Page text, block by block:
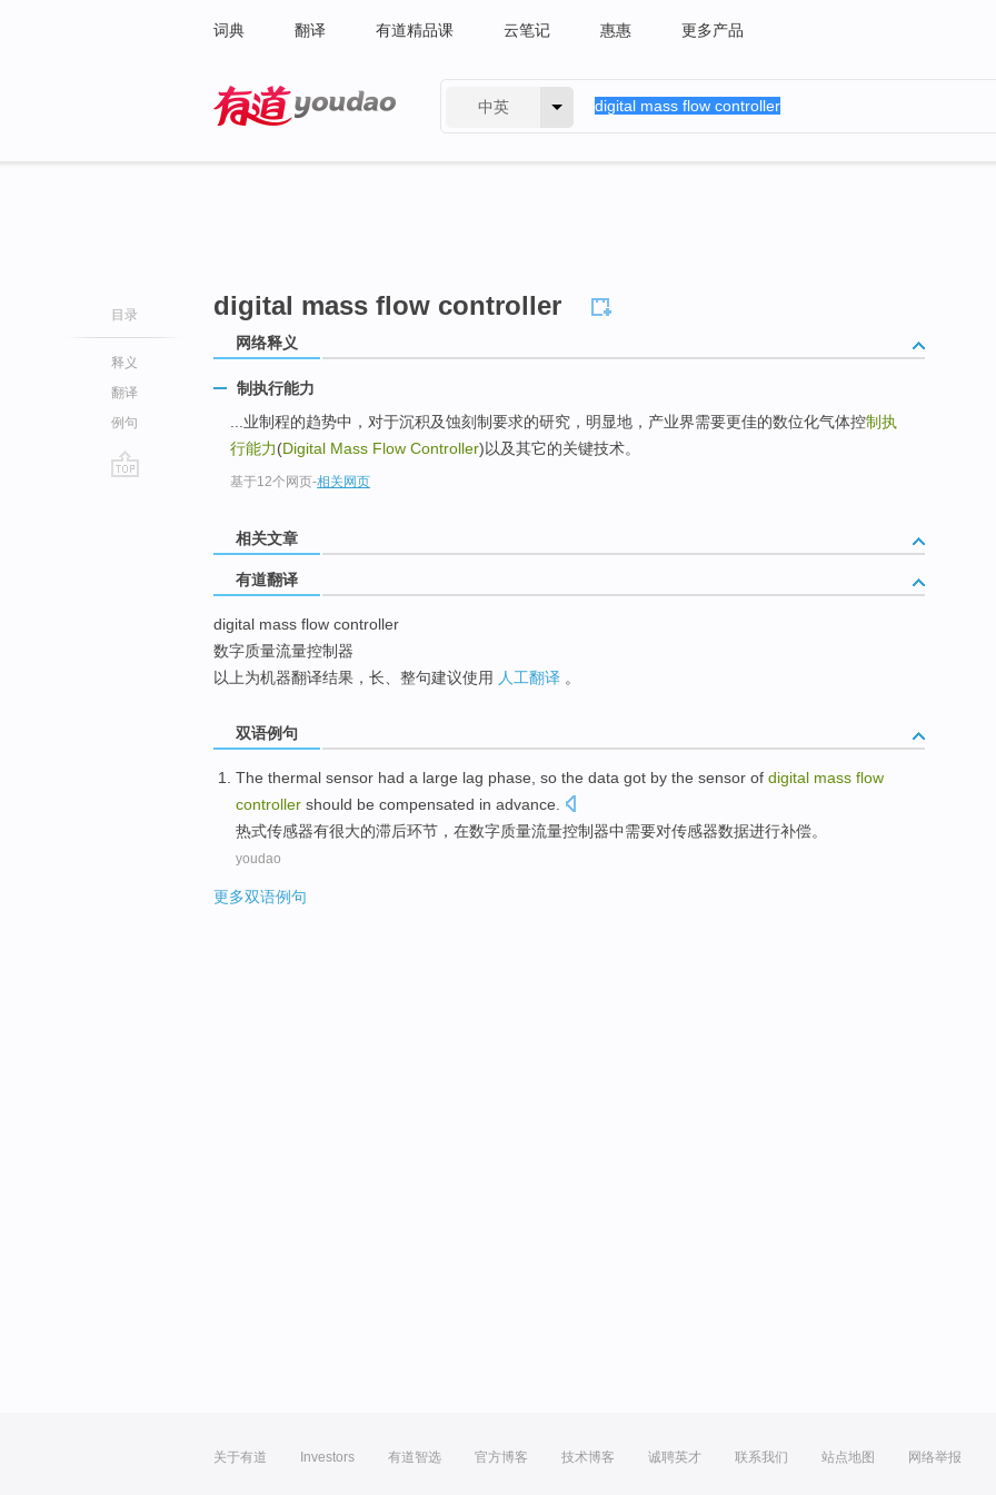
词典 翻译 有道精品课 云笔记 惠惠 更多产品
中英
目录
释义
翻译
例句
digital mass flow controller
网络释义
制执行能力
...业制程的趋势中，对于沉积及蚀刻制要求的研究，明显地，产业界需要更佳的数位化气体控制执
行能力(Digital Mass Flow Controller)以及其它的关键技术。
基于12个网页-相关网页
相关文章
有道翻译
digital mass flow controller
数字质量流量控制器
以上为机器翻译结果，长、整句建议使用 人工翻译 。
双语例句
The thermal sensor had a large lag phase , so the data got by the sensor of digital mass flow
controller should be compensated in advance.
热式传感器有很大的滞后环节 ，在数字质量流量控制器中需要对传感器数据进行补偿。
youdao
更多双语例句
关于有道 Investors 有道智选 官方博客 技术博客 诚聘英才 联系我们 站点地图 网络举报